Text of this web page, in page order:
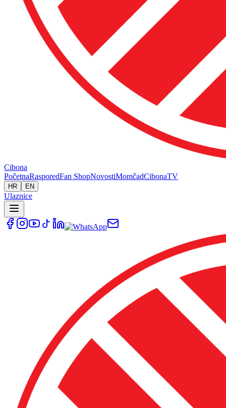
Cibona
PočetnaRasporedFan ShopNovostiMomčadCibonaTV
HR EN
Ulaznice